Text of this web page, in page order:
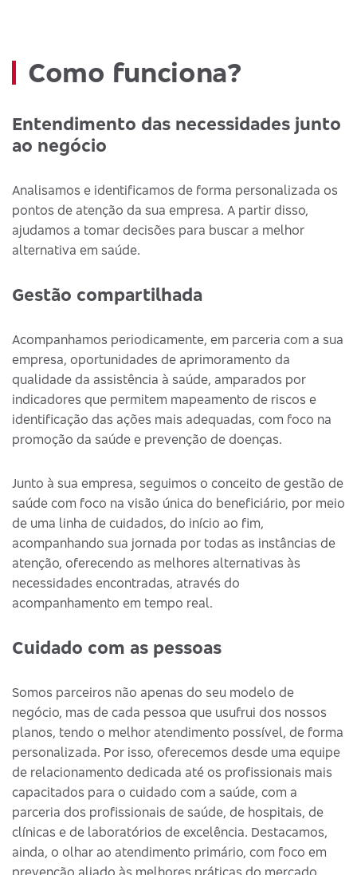
Como funciona?
Entendimento das necessidades junto
ao negócio
Analisamos e identificamos de forma personalizada os
pontos de atenção da sua empresa. A partir disso,
ajudamos a tomar decisões para buscar a melhor
alternativa em saúde.
Gestão compartilhada
Acompanhamos periodicamente, em parceria com a sua
empresa, oportunidades de aprimoramento da
qualidade da assistência à saúde, amparados por
indicadores que permitem mapeamento de riscos e
identificação das ações mais adequadas, com foco na
promoção da saúde e prevenção de doenças.
Junto à sua empresa, seguimos o conceito de gestão de
saúde com foco na visão única do beneficiário, por meio
de uma linha de cuidados, do início ao fim,
acompanhando sua jornada por todas as instâncias de
atenção, oferecendo as melhores alternativas às
necessidades encontradas, através do
acompanhamento em tempo real.
Cuidado com as pessoas
Somos parceiros não apenas do seu modelo de
negócio, mas de cada pessoa que usufrui dos nossos
planos, tendo o melhor atendimento possível, de forma
personalizada. Por isso, oferecemos desde uma equipe
de relacionamento dedicada até os profissionais mais
capacitados para o cuidado com a saúde, com a
parceria dos profissionais de saúde, de hospitais, de
clínicas e de laboratórios de excelência. Destacamos,
ainda, o olhar ao atendimento primário, com foco em
prevenção aliado às melhores práticas do mercado.